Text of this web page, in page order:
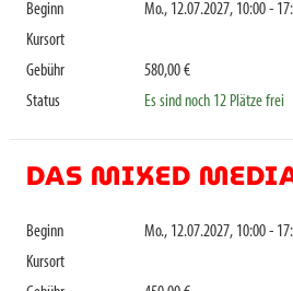
Beginn
Mo., 12.07.2027, 10:00 -
Kursort
Gebühr
580,00 €
Status
Es sind noch 12 Plätze frei
DAS MIXED
Beginn
Mo., 12.07.2027, 10:00 -
Kursort